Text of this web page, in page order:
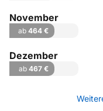
November
ab 464 €
Dezember
ab 467 €